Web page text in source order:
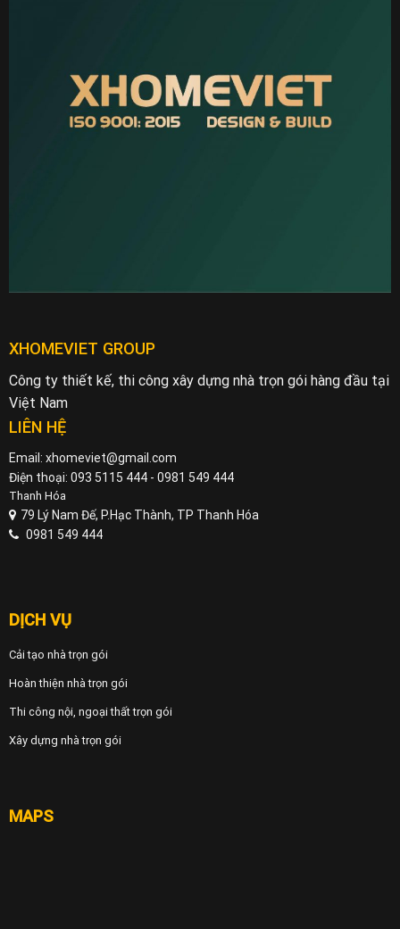
XHOMEVIET GROUP
Công ty thiết kế, thi công xây dựng nhà trọn gói hàng đầu tại
Việt Nam
LIÊN HỆ
Email: xhomeviet@gmail.com
Điện thoại: 093 5115 444 - 0981 549 444
Thanh Hóa
79 Lý Nam Đế, P.Hạc Thành, TP Thanh Hóa
0981 549 444
DỊCH VỤ
Cải tạo nhà trọn gói
Hoàn thiện nhà trọn gói
Thi công nội, ngoại thất trọn gói
Xây dựng nhà trọn gói
MAPS